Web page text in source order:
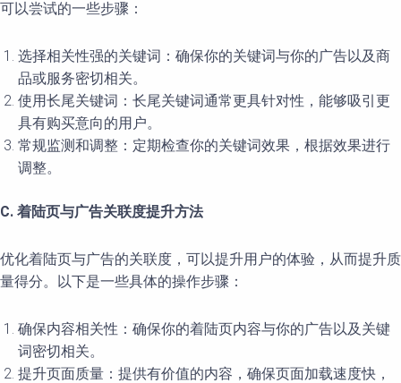
可以尝试的一些步骤：
选择相关性强的关键词：确保你的关键词与你的广告以及商
品或服务密切相关。
使用长尾关键词：长尾关键词通常更具针对性，能够吸引更
具有购买意向的用户。
常规监测和调整：定期检查你的关键词效果，根据效果进行
调整。
C. 着陆页与广告关联度提升方法
优化着陆页与广告的关联度，可以提升用户的体验，从而提升质
量得分。以下是一些具体的操作步骤：
确保内容相关性：确保你的着陆页内容与你的广告以及关键
词密切相关。
提升页面质量：提供有价值的内容，确保页面加载速度快，